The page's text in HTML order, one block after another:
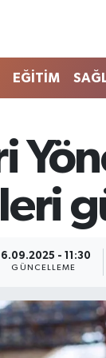
EĞİTİM
16.09.2025 - 11:30
GÜNCELLEME